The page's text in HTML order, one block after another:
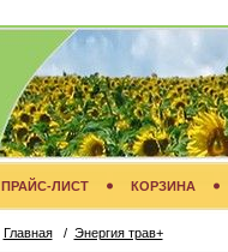
ПРАЙС-ЛИСТ КОРЗИНА
Главная/ Энергия трав+